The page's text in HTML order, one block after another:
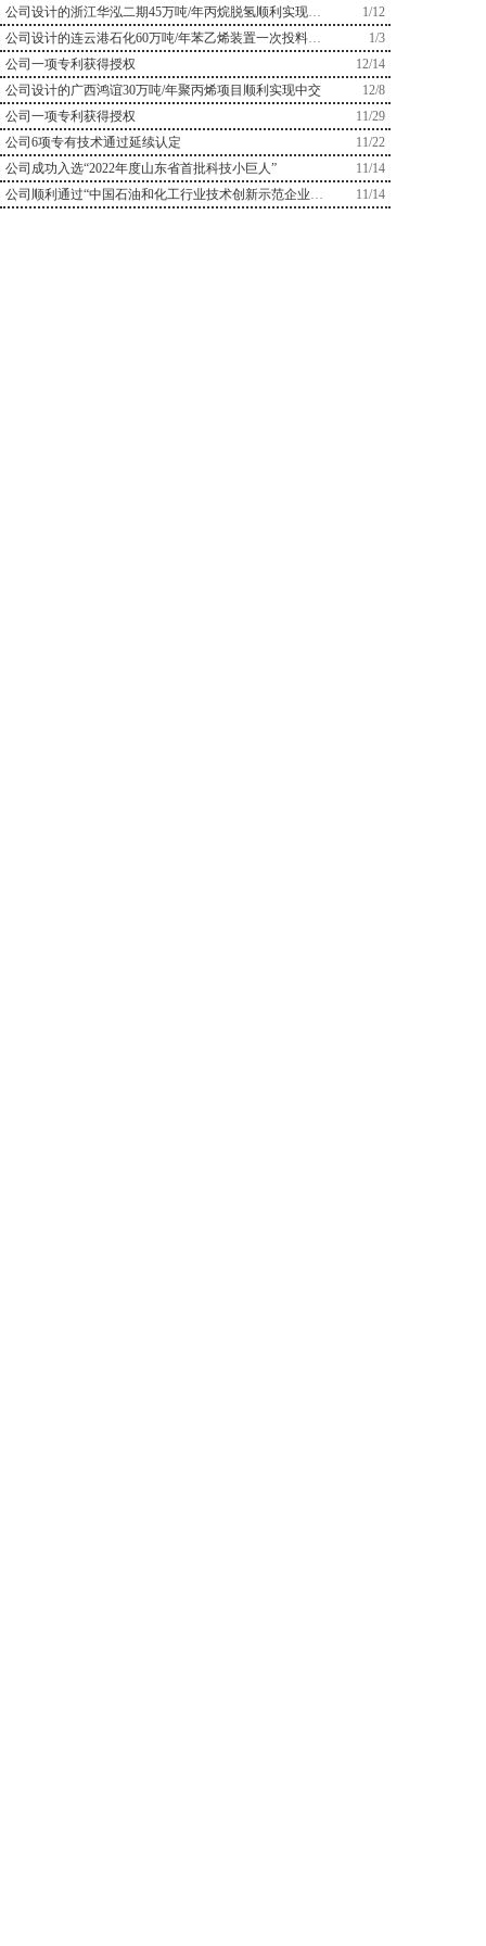
公司设计的浙江华泓二期45万吨/年丙烷脱氢顺利实现中交
1/12
公司设计的连云港石化60万吨/年苯乙烯装置一次投料开车成功
1/3
公司一项专利获得授权
12/14
公司设计的广西鸿谊30万吨/年聚丙烯项目顺利实现中交
12/8
公司一项专利获得授权
11/29
公司6项专有技术通过延续认定
11/22
公司成功入选“2022年度山东省首批科技小巨人”
11/14
公司顺利通过“中国石油和化工行业技术创新示范企业”复审认定
11/14